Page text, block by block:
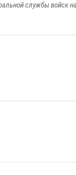
службы войск